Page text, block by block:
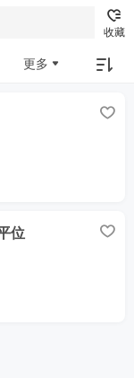
收藏
更多
位